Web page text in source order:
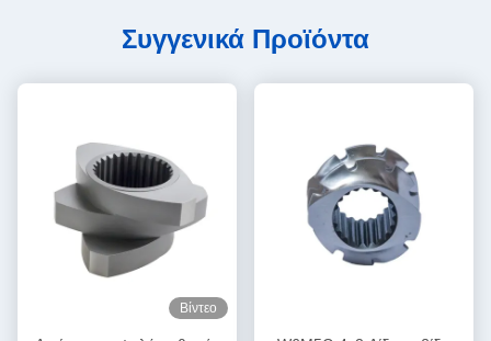
Συγγενικά Προϊόντα
Βίντεο